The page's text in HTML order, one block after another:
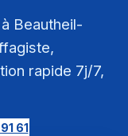
Beautheil-
rapide 7j/7,
61